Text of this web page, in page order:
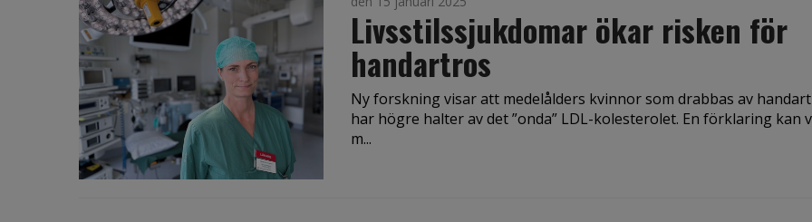
Livsstilssjukdomar ökar risken för
handartros
Ny forskning visar att medelålders kvinnor som drabbas av
har högre halter av det ”onda” LDL-kolesterolet. En förklaring kan
m...